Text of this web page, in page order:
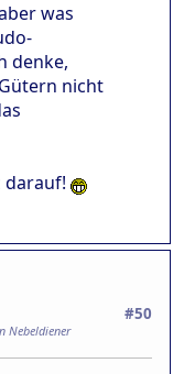
was
denke,
nicht
darauf!
#50
Nebeldiener